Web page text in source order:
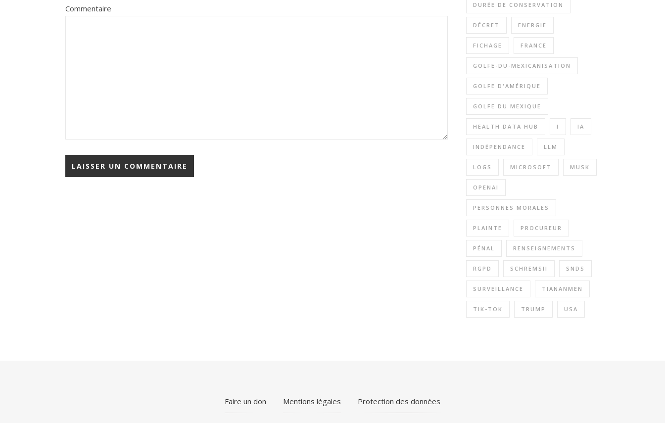
Commentaire
DURÉE DE CONSERVATION
DÉCRET ENERGIE
FICHAGE FRANCE
GOLFE-DU-MEXICANISATION
GOLFE D'AMÉRIQUE
GOLFE DU MEXIQUE
HEALTH DATA HUB I IA
INDÉPENDANCE LLM
LOGS MICROSOFT MUSK
OPENAI
PERSONNES MORALES
PLAINTE PROCUREUR
PÉNAL RENSEIGNEMENTS
RGPD SCHREMSII SNDS
SURVEILLANCE TIANANMEN
TIK-TOK TRUMP USA
Faire un don Mentions légales Protection des données